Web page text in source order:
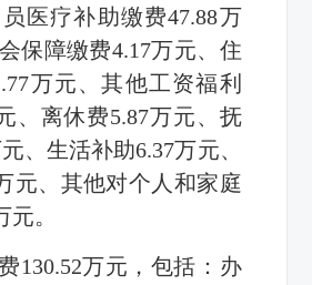
医疗补助缴费47.88万
保障缴费4.17万元、住
万元、其他工资福利
、离休费5.87万元、抚
、生活补助6.37万元、
元、其他对个人和家庭
元。
130.52万元，包括：办